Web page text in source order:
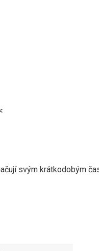
svým krátkodobým